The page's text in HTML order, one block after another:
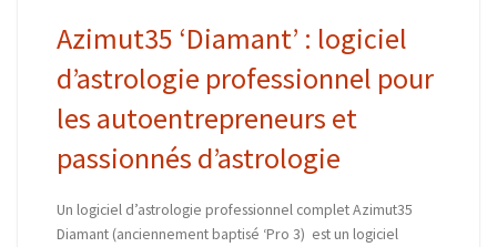
Azimut35 ‘Diamant’ : logiciel
d’astrologie professionnel pour
les autoentrepreneurs et
passionnés d’astrologie
Un logiciel d’astrologie professionnel complet Azimut35
Diamant (anciennement baptisé ‘Pro 3) est un logiciel